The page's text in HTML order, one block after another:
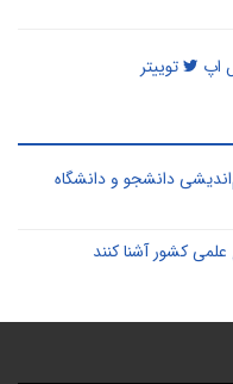
توییتر
دانشجو و دانشگاه
کشور آشنا کنند